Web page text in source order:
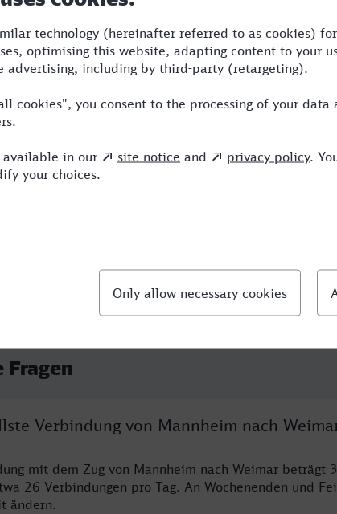
2 ABR,ICE
2
Fragen
Verbindung von Mannheim nach
mit dem Zug von Mannheim nach Weimar beträgt
26 Verbindungen pro Tag. An Wochenenden und
ändern.